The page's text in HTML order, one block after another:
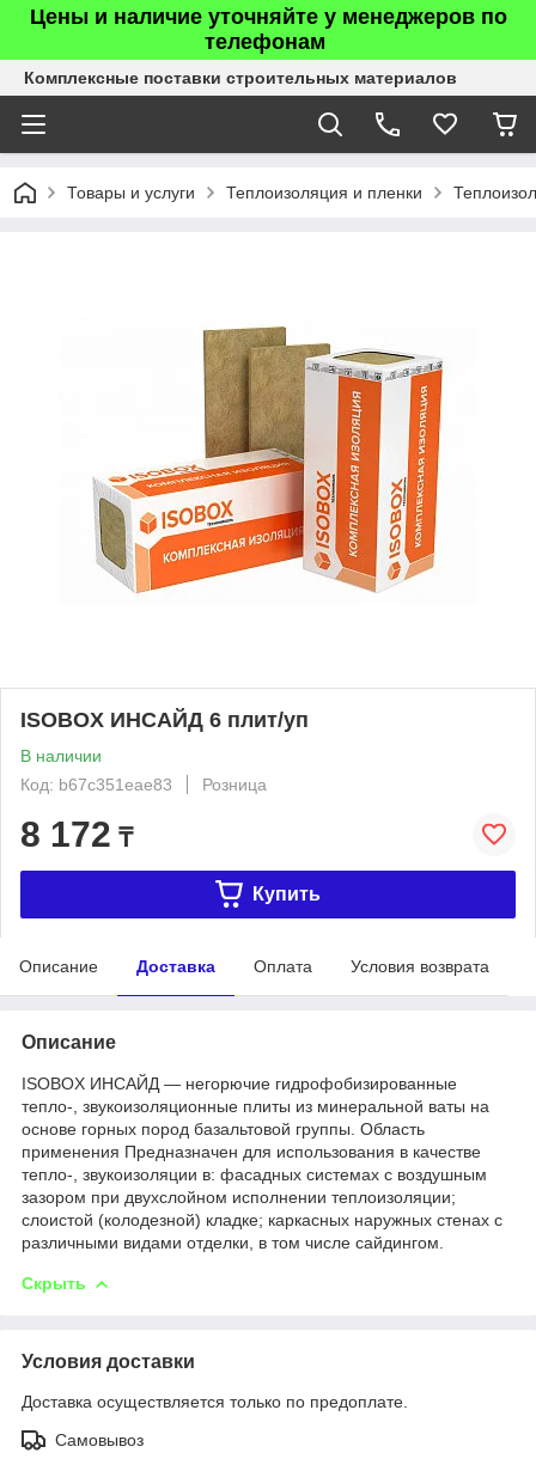
Цены и наличие уточняйте у менеджеров по
телефонам
Комплексные поставки строительных материалов
Товары и услуги Теплоизоляция и пленки
ISOBOX ИНСАЙД 6 плит/уп
В наличии
Код: b67c351eae83
Розница
8 172 ₸
Купить
Описание Доставка Оплата Условия возврата
Описание
ISOBOX ИНСАЙД — негорючие гидрофобизированные
тепло-, звукоизоляционные плиты из минеральной ваты на
основе горных пород базальтовой группы. Область
применения Предназначен для использования в качестве
тепло-, звукоизоляции в: фасадных системах с воздушным
зазором при двухслойном исполнении теплоизоляции;
слоистой (колодезной) кладке; каркасных наружных стенах с
различными видами отделки, в том числе сайдингом.
Скрыть
Условия доставки
Доставка осуществляется только по предоплате.
Самовывоз